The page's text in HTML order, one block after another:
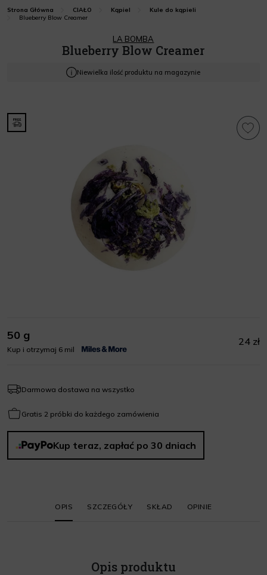
Strona Główna CIAŁO Kąpiel
Kule do kąpieli
Blueberry Blow Creamer
LA BOMBA
Blueberry Blow Creamer
Niewielka ilość produktu na magazynie
50 g
Kup i otrzymaj 6 mil
24 zł
Darmowa dostawa na wszystko
Gratis 2 próbki do każdego zamówienia
Kup teraz, zapłać po 30 dniach
OPIS SZCZEGÓŁY SKŁAD OPINIE
Opis produktu